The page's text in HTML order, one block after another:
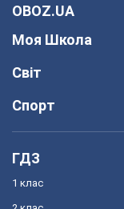
OBOZ.UA
Моя Школа
Світ
Спорт
ГДЗ
1 клас